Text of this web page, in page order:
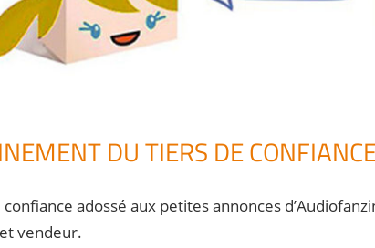
DU TIERS DE
adossé aux petites annonces
vendeur.